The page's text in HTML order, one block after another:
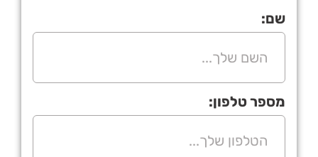
שם:
מספר טלפון: